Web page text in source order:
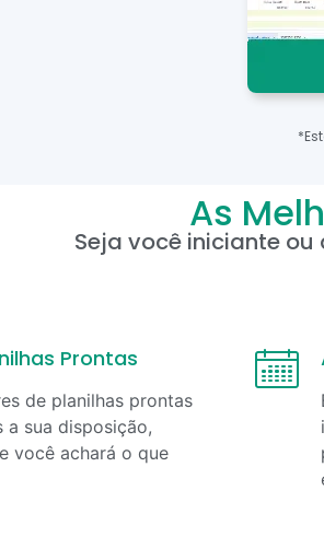
As
Seja você iniciante
Prontas
de planilhas prontas
a sua disposição,
você achará o que